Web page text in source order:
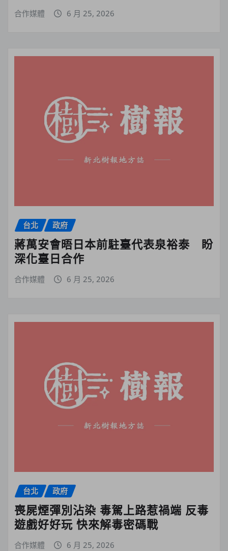
合作媒體 6 月 25, 2026
台北 政府
蔣萬安會晤日本前駐臺代表泉裕泰 盼
深化臺日合作
合作媒體 6 月 25, 2026
台北 政府
喪屍煙彈別沾染 毒駕上路惹禍端 反毒
遊戲好好玩 快來解毒密碼戰
合作媒體 6 月 25, 2026